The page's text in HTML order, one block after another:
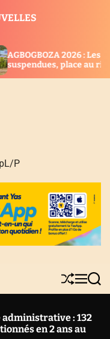
Les festivités
rituel sacré
P
S
h
l
e
M
e
u
S
e
r
c
: 132
en 2 ans au